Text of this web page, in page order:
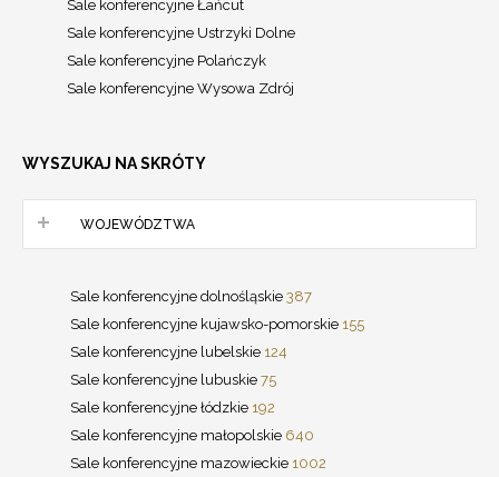
Sale konferencyjne Łańcut
Sale konferencyjne Ustrzyki Dolne
Sale konferencyjne Polańczyk
Sale konferencyjne Wysowa Zdrój
WYSZUKAJ NA SKRÓTY
WOJEWÓDZTWA
Sale konferencyjne dolnośląskie 387
Sale konferencyjne kujawsko-pomorskie 155
Sale konferencyjne lubelskie 124
Sale konferencyjne lubuskie 75
Sale konferencyjne łódzkie 192
Sale konferencyjne małopolskie 640
Sale konferencyjne mazowieckie 1002